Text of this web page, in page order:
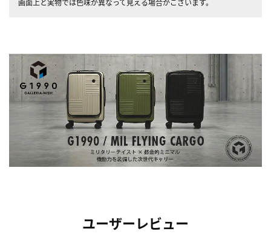
ユーザーレビュー